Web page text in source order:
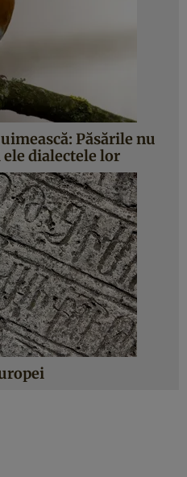
Păsările nu
ele dialectele lor